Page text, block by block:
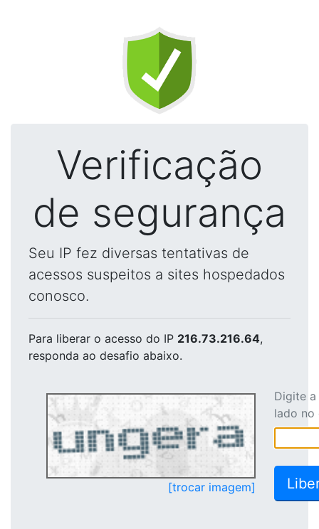
Verificação
de segurança
Seu IP fez diversas tentativas de
acessos suspeitos a sites hospedados
conosco.
Para liberar o acesso do IP 216.73.216.64,
responda ao desafio abaixo.
[trocar imagem]
Digite
lado no